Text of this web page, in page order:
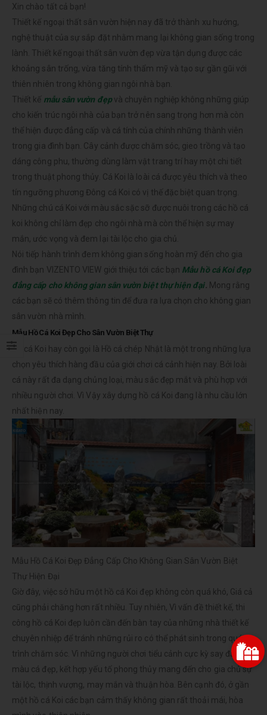
Xin chào tất cả bạn!
Thiết kế ngoại thất sân vườn hiện nay đã trở thành xu hướng,
nghệ thuật của sự sắp đặt nhằm mang lại không gian sống trong
lành. Thiết kế ngoại thất sân vườn đẹp vừa tận dụng được các
khoảng sân trống, vừa tăng tính thẩm mỹ và tạo sự gần gũi với
thiên nhiên trong không gian ngôi nhà bạn.
Thiết kế mẫu sân vườn đẹpvà chuyên nghiệp không những giúp
cho kiến trúc ngôi nhà của bạn trở nên sang trọng hơn mà còn
thể hiện được đẳng cấp và cá tính của chính những thành viên
trong gia đình bạn. Cây cảnh được chăm sóc, gieo trồng và tạo
dáng công phu, thường dùng làm vật trang trí hay một chi tiết
trong thuật phong thủy. Cá Koi là loài cá được yêu thích và theo
tín ngưỡng phương Đông cá Koi có vị thế đặc biệt quan trọng.
Những chú cá Koi với màu sắc sặc sỡ được nuôi trong các hồ cá
koi không chỉ làm đẹp cho ngôi nhà mà còn thể hiện sự may
mắn, ước vọng và đem lại tài lộc cho gia chủ.
Nói tiếp hành trình đem không gian sống hoàn mỹ đến cho gia
đình bạn VIZENTO VIEW giới thiệu tới các bạn Mẫu hồ cá Koi đẹp
đẳng cấp cho không gian sân vườn biệt thự hiện đại. Mong rằng
các bạn sẽ có thêm thông tin để đưa ra lựa chọn cho không gian
sân vườn nhà mình.
Mẫu Hồ Cá Koi Đẹp Cho Sân Vườn Biệt Thự
Hồ cá Koi hay còn gọi là Hồ cá chép Nhật là một trong những lựa
chọn yêu thích hàng đầu của giới chơi cá cảnh hiện nay. Bởi loài
cá này rất đa dạng chủng loại, màu sắc đẹp mắt và phù hợp với
nhiều người chơi. Vì Vậy xây dựng hồ cá Koi đang là nhu cầu lớn
nhất hiện nay.
Mẫu Hồ Cá Koi Đẹp Đẳng Cấp Cho Không Gian Sân Vườn Biệt
Thự Hiện Đại
Giờ đây, việc sở hữu một hồ cá Koi đẹp không còn quá khó, Giá cả
cũng phải chăng hơn rất nhiều. Tuy nhiên, Vì vấn đề thiết kế, thi
công hồ cá Koi đẹp luôn cần đến bàn tay của những nhà thiết kế
chuyên nhiệp để tránh những rủi ro có thể phát sinh trong quá
trình chăm sóc. Vì những người chơi tiểu cảnh cực kỳ say đắm
màu cá đẹp, kết hợp yếu tố phong thủy mang đến cho gia chủ sự
tài lộc, thịnh vượng, may mắn và thuận hòa. Bên cạnh đó, ở gần
một hồ cá Koi các bạn cảm thấy không gian rất thoải mái, hòa